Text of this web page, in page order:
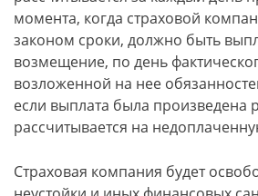
момента, когда страховой
законом сроки, должно быть
возмещение, по день
возложенной на нее
если выплата была произведена
рассчитывается на
Страховая компания будет